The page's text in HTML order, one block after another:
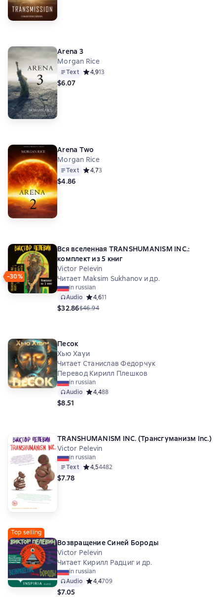
Arena 3
Morgan Rice
Text Средний рейтинг 4,9 на основе 13 оценок
4,913
$6.07
Arena Two
Morgan Rice
Text Средний рейтинг 4,7 на основе 3 оценок
4,73
$4.86
−30%
Вся вселенная TRANSHUMANISM INC.:
комплект из 5 книг
Victor Pelevin
Читает Maksim Sukhanov и др.
in russian
Audio Средний рейтинг 4,6 на основе 11 оценок
4,611
$32.86$46.94
Песок
Хью Хауи
Читает Станислав Федорчук
Перевод Кирилл Плешков
in russian
Audio Средний рейтинг 4,4 на основе 88 оценок
4,488
$8.51
TRANSHUMANISM INC. (Трансгуманизм Inc.)
Victor Pelevin
in russian
Text Средний рейтинг 4,5 на основе 4482 оценок
4,54482
$7.78
Top selling
Возвращение Синей Бороды
Victor Pelevin
Читает Кирилл Радциг и др.
in russian
Audio Средний рейтинг 4,4 на основе 709 оценок
4,4709
$7.05